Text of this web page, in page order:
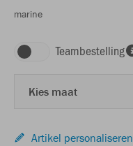
marine
Teambestelling
Kies maat
Artikel personaliseren